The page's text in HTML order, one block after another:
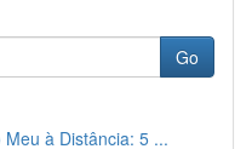
Go
à Distância: 5 ...